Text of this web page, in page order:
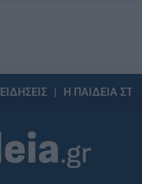
ΕΙΔΗΣΕΙΣ Η ΠΑΙΔΕΙΑ